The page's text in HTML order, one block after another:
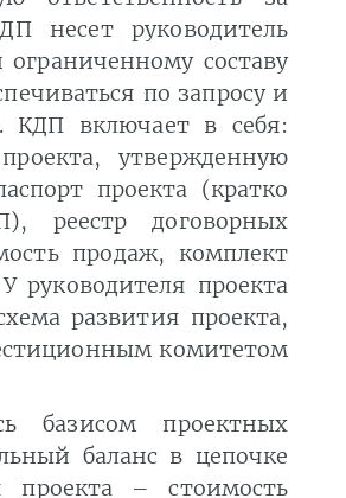
несет руководитель
составу
по запросу и
КДП включает в себя:
утвержденную
проекта (кратко
реестр договорных
продаж, комплект
руководителя проекта
развития проекта,
комитетом
базисом проектных
баланс в цепочке
проекта – стоимость